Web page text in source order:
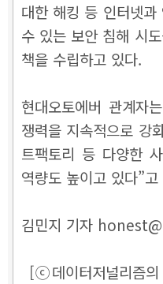
대한 해킹 등 인터넷
수 있는 보안 침해 시
책을 수립하고 있다.
현대오토에버 관계자
쟁력을 지속적으로 강
트팩토리 등 다양한
역량도 높이고 있다”
김민지 기자
[ⓒ데이터저널리즘